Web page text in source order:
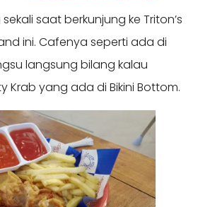
saat berkunjung ke Triton’s
ini. Cafenya seperti ada di
langsung bilang kalau
Krab yang ada di Bikini Bottom.